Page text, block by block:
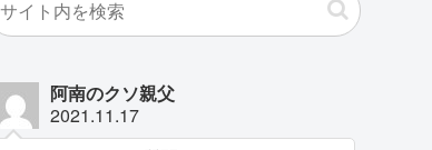
阿南のクソ親父
2021.11.17